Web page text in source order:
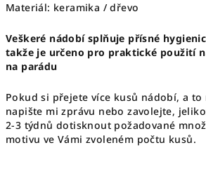
Materiál: keramika / dřevo
Veškeré nádobí splňuje přísné
takže je určeno pro praktické použití
na parádu
Pokud si přejete více kusů nádobí, a to
napište mi zprávu nebo zavolejte,
2-3 týdnů dotisknout požadované
motivu ve Vámi zvoleném počtu kusů.